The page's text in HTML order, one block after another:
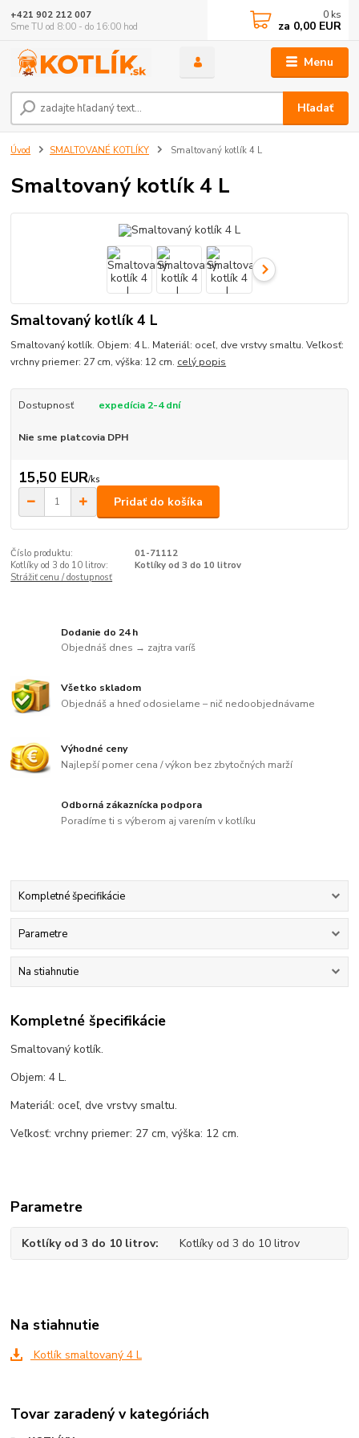
Menu
Hľadať
+421 902 212 007
Sme TU od 8:00 - do 16:00 hod
0 ks
za 0,00 EUR
Úvod SMALTOVANÉ KOTLÍKY Smaltovaný kotlík 4 L
Smaltovaný kotlík 4 L
Smaltovaný kotlík 4 L
Smaltovaný kotlík. Objem: 4 L. Materiál: oceľ, dve vrstvy smaltu. Veľkosť:
vrchny priemer: 27 cm, výška: 12 cm. celý popis
Dostupnosť expedícia 2-4 dní
Nie sme platcovia DPH
15,50 EUR/ks
Pridať do košíka
Číslo produktu:
01-71112
Kotlíky od 3 do 10 litrov:
Kotlíky od 3 do 10 litrov
Strážiť cenu / dostupnosť
Dodanie do 24 h
Objednáš dnes → zajtra varíš
Všetko skladom
Objednáš a hneď odosielame – nič nedoobjednávame
Výhodné ceny
Najlepší pomer cena / výkon bez zbytočných marží
Odborná zákaznícka podpora
Poradíme ti s výberom aj varením v kotlíku
Kompletné špecifikácie
Parametre
Na stiahnutie
Kompletné špecifikácie
Smaltovaný kotlík.
Objem: 4 L.
Materiál: oceľ, dve vrstvy smaltu.
Veľkosť: vrchny priemer: 27 cm, výška: 12 cm.
Parametre
Kotlíky od 3 do 10 litrov Kotlíky od 3 do 10 litrov
Na stiahnutie
Kotlík smaltovaný 4 L
Tovar zaradený v kategóriách